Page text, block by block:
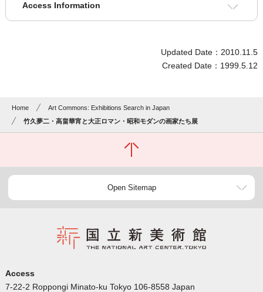
Access Information
Updated Date：2010.11.5
Created Date：1999.5.12
Home
Art Commons: Exhibitions Search in Japan
竹久夢二・高畠華宵と大正ロマン・昭和モダンの画家たち展
Open Sitemap
Access
7-22-2 Roppongi Minato-ku Tokyo 106-8558 Japan